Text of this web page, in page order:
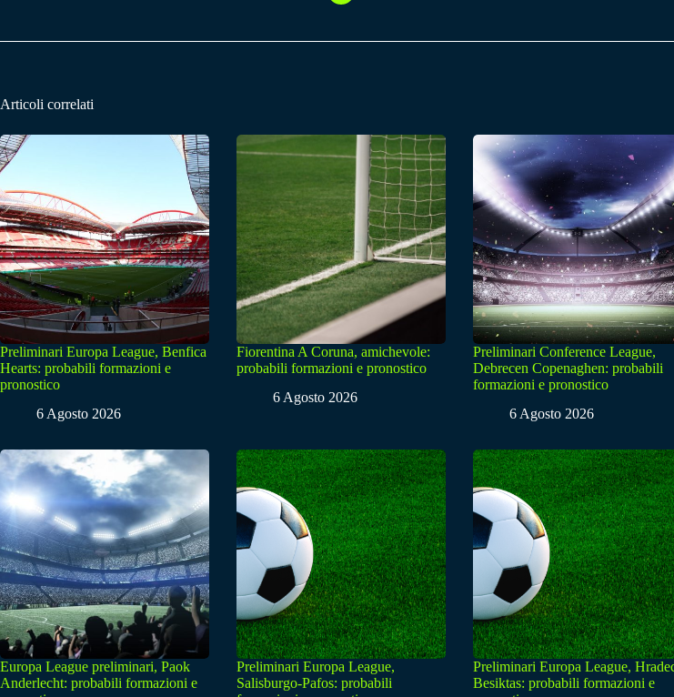
Articoli correlati
Preliminari Europa League, Benfica
Hearts: probabili formazioni e
pronostico
6 Agosto 2026
Fiorentina A Coruna, amichevole:
probabili formazioni e pronostico
6 Agosto 2026
Preliminari Conference League,
Debrecen Copenaghen: probabili
formazioni e pronostico
6 Agosto 2026
Europa League preliminari, Paok
Anderlecht: probabili formazioni e
Preliminari Europa League,
Salisburgo-Pafos: probabili
Preliminari Europa League,
Besiktas: probabili formazioni e